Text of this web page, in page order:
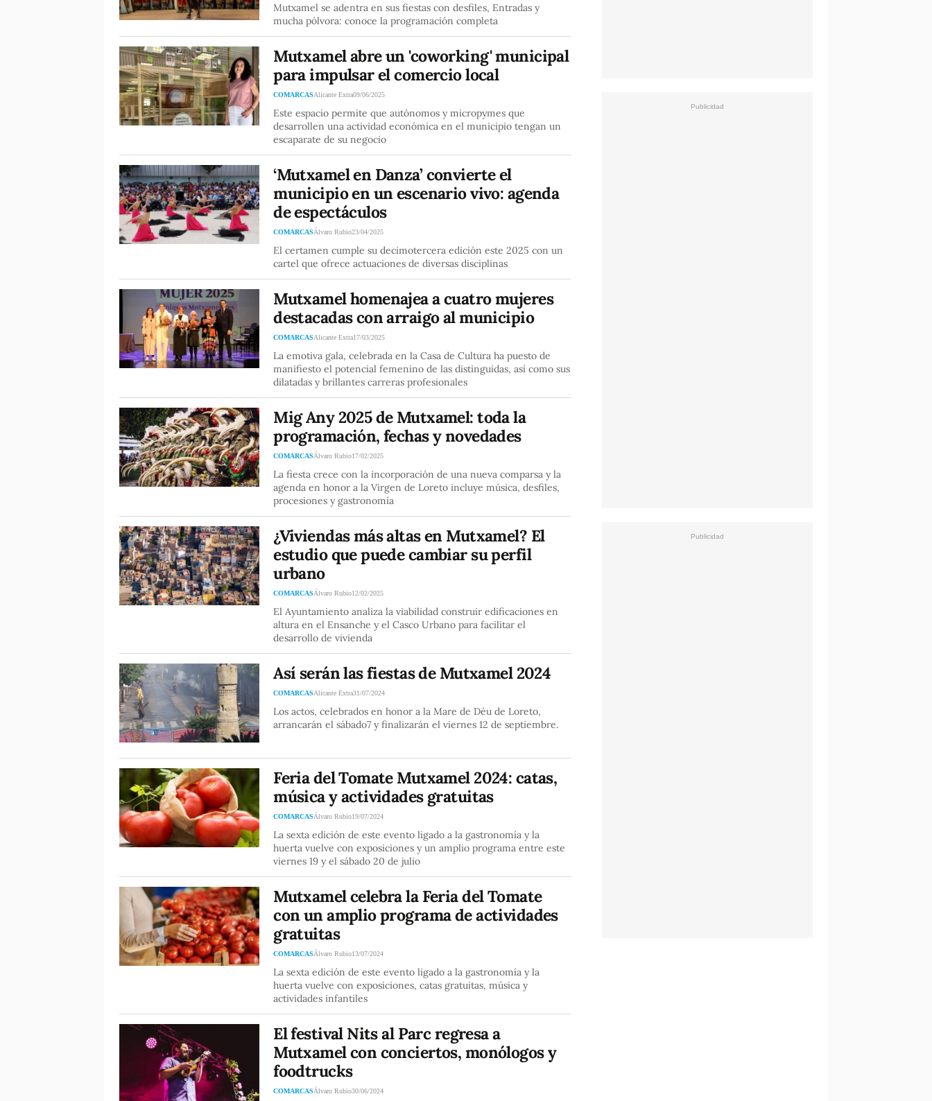
Mutxamel se adentra en sus fiestas con desfiles, Entradas y
mucha pólvora: conoce la programación completa
Mutxamel abre un 'coworking' municipal
para impulsar el comercio local
COMARCASAlicante Extra09/06/2025
Este espacio permite que autónomos y micropymes que
desarrollen una actividad económica en el municipio tengan un
escaparate de su negocio
‘Mutxamel en Danza’ convierte el
municipio en un escenario vivo: agenda
de espectáculos
COMARCASÁlvaro Rubio23/04/2025
El certamen cumple su decimotercera edición este 2025 con un
cartel que ofrece actuaciones de diversas disciplinas
Mutxamel homenajea a cuatro mujeres
destacadas con arraigo al municipio
COMARCASAlicante Extra17/03/2025
La emotiva gala, celebrada en la Casa de Cultura ha puesto de
manifiesto el potencial femenino de las distinguidas, así como sus
dilatadas y brillantes carreras profesionales
Mig Any 2025 de Mutxamel: toda la
programación, fechas y novedades
COMARCASÁlvaro Rubio17/02/2025
La fiesta crece con la incorporación de una nueva comparsa y la
agenda en honor a la Virgen de Loreto incluye música, desfiles,
procesiones y gastronomía
¿Viviendas más altas en Mutxamel? El
estudio que puede cambiar su perfil
urbano
COMARCASÁlvaro Rubio12/02/2025
El Ayuntamiento analiza la viabilidad construir edificaciones en
altura en el Ensanche y el Casco Urbano para facilitar el
desarrollo de vivienda
Así serán las fiestas de Mutxamel 2024
COMARCASAlicante Extra31/07/2024
Los actos, celebrados en honor a la Mare de Déu de Loreto,
arrancarán el sábado7 y finalizarán el viernes 12 de septiembre.
Feria del Tomate Mutxamel 2024: catas,
música y actividades gratuitas
COMARCASÁlvaro Rubio19/07/2024
La sexta edición de este evento ligado a la gastronomía y la
huerta vuelve con exposiciones y un amplio programa entre este
viernes 19 y el sábado 20 de julio
Mutxamel celebra la Feria del Tomate
con un amplio programa de actividades
gratuitas
COMARCASÁlvaro Rubio13/07/2024
La sexta edición de este evento ligado a la gastronomía y la
huerta vuelve con exposiciones, catas gratuitas, música y
actividades infantiles
El festival Nits al Parc regresa a
Mutxamel con conciertos, monólogos y
foodtrucks
COMARCASÁlvaro Rubio30/06/2024